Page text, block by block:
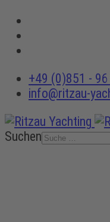
+49 (0)851 -
info@ritzau-
Suchen